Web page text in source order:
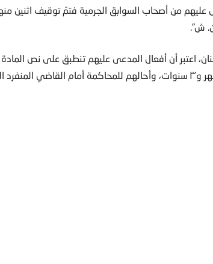
عليهم من أصحاب السوابق الجرمية فتمّ توقيف اثنين
ش”.